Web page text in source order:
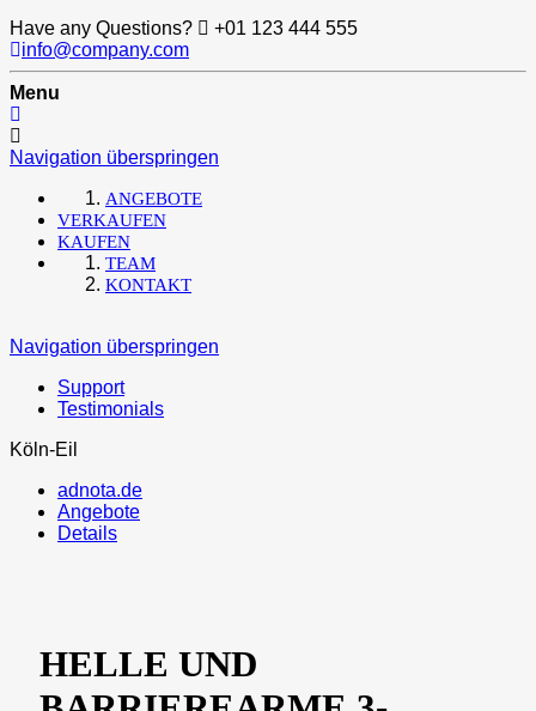
Have any Questions?
+01 123 444 555
info@company.com
Menu
Navigation überspringen
ANGEBOTE
VERKAUFEN
KAUFEN
TEAM
KONTAKT
Navigation überspringen
Support
Testimonials
Köln-Eil
adnota.de
Angebote
Details
HELLE UND